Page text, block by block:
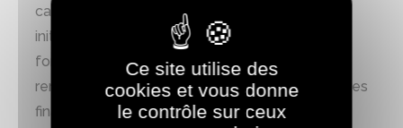
candidats retenus constituent d’abord une offre
initiale, puis, après échanges (notamment sous
forme d’ateliers) avec le(s) Porteur(s) de Site,
remettent une offre finale. La sélection des offres
finales est effectuée par un jury. Le jury est
Ce site utilise des
cookies et vous donne
le contrôle sur ceux